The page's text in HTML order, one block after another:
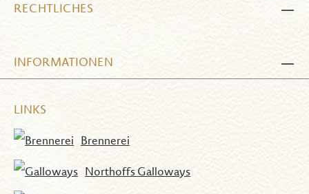
RECHTLICHES
INFORMATIONEN
LINKS
Brennerei
Northoffs Galloways